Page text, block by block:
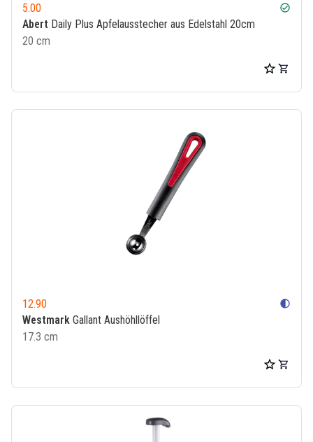
5.00 check_circle
Abert Daily Plus Apfelausstecher aus Edelstahl 20cm
20 cm
12.90 contrast
Westmark Gallant Aushöhllöffel
17.3 cm